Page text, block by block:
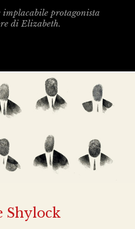
implacabile protagonista
di Elizabeth.
Shylock